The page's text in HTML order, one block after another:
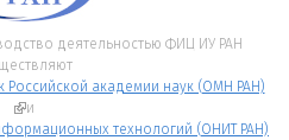
деятельностью ФИЦ ИУ РАН
Российской академии наук (ОМН РАН)
(внешняя ссылка)
и
технологий (ОНИТ РАН)